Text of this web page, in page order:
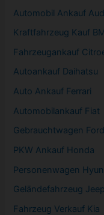
Automobil Ankauf
Kraftfahrzeug Kauf
Fahrzeugankauf
Autoankauf Daihatsu
Auto Ankauf Ferrari
Automobilankauf Fiat
Gebrauchtwagen Ford
PKW Ankauf Honda
Personenwagen
Geländefahrzeug Jeep
Fahrzeug Verkauf Kia